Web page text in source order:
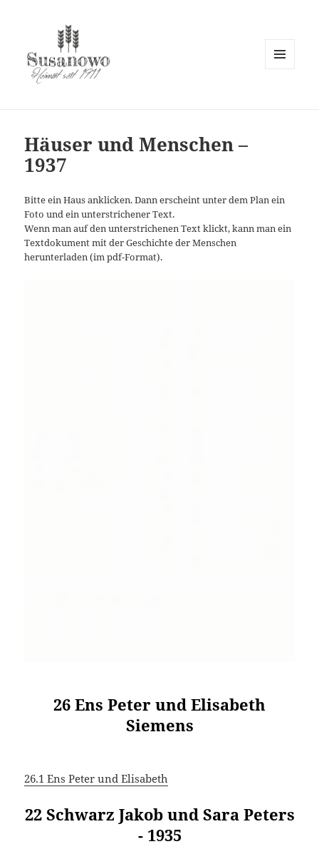
Häuser und Menschen –
1937
Bitte ein Haus anklicken. Dann erscheint unter dem Plan ein
Foto und ein unterstrichener Text.
Wenn man auf den unterstrichenen Text klickt, kann man ein
Textdokument mit der Geschichte der Menschen
herunterladen (im pdf-Format).
26 Ens Peter und Elisabeth
Siemens
26.1 Ens Peter und Elisabeth
22 Schwarz Jakob und Sara Peters
- 1935